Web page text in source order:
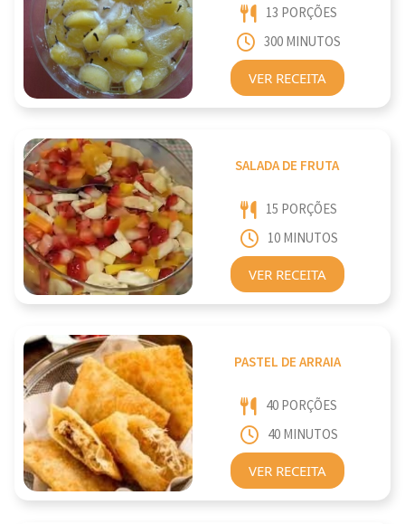
13 PORÇÕES
300 MINUTOS
VER RECEITA
SALADA DE FRUTA
15 PORÇÕES
10 MINUTOS
VER RECEITA
PASTEL DE ARRAIA
40 PORÇÕES
40 MINUTOS
VER RECEITA